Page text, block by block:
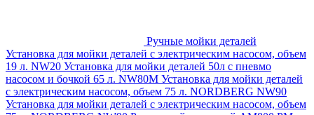
Ручные мойки деталей
Установка для мойки деталей с электрическим насосом, объем
19 л. NW20 Установка для мойки деталей 50л с пневмо
насосом и бочкой 65 л. NW80M Установка для мойки деталей
с электрическим насосом, объем 75 л. NORDBERG NW90
Установка для мойки деталей с электрическим насосом, объем